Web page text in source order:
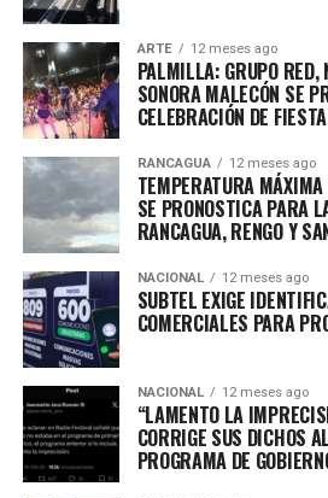
ARTE 12 meses ago
PALMILLA: GRUPO RED,
SONORA MALECÓN SE
CELEBRACIÓN DE
RANCAGUA 12 meses ago
TEMPERATURA
SE PRONOSTICA PARA
RANCAGUA, RENGO Y
NACIONAL 12 meses ago
SUBTEL EXIGE
COMERCIALES PARA
NACIONAL 12 meses ago
“LAMENTO LA
CORRIGE SUS DICHOS
PROGRAMA DE